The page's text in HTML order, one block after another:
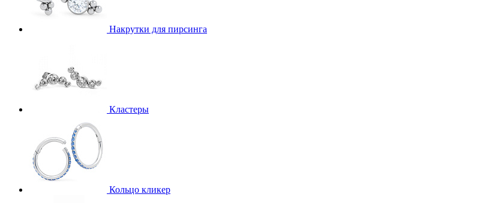
Накрутки для пирсинга
Кластеры
Кольцо кликер